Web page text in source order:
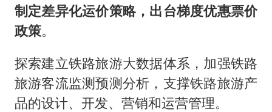
制定差异化运价策略，出台梯度优惠票价
政策。
探索建立铁路旅游大数据体系，加强铁路
旅游客流监测预测分析，支撑铁路旅游产
品的设计、开发、营销和运营管理。